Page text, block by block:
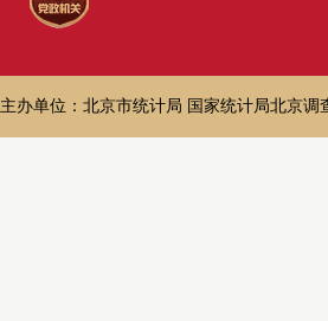
主办单位：北京市统计局 国家统计局北京